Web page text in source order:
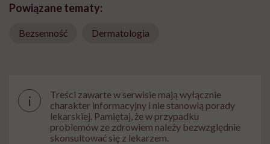
Powiązane tematy:
Bezsenność Dermatologia
i
Treści zawarte w serwisie mają wyłącznie
charakter informacyjny i nie stanowią porady
lekarskiej. Pamiętaj, że w przypadku
problemów ze zdrowiem należy bezwzględnie
skonsultować się z lekarzem.